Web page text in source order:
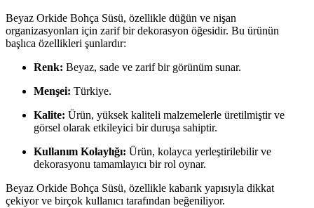
Beyaz Orkide Bohça Süsü, özellikle düğün ve nişan
organizasyonları için zarif bir dekorasyon öğesidir. Bu ürünün
başlıca özellikleri şunlardır:
Renk: Beyaz, sade ve zarif bir görünüm sunar.
Menşei: Türkiye.
Kalite: Ürün, yüksek kaliteli malzemelerle üretilmiştir ve
görsel olarak etkileyici bir duruşa sahiptir.
Kullanım Kolaylığı: Ürün, kolayca yerleştirilebilir ve
dekorasyonu tamamlayıcı bir rol oynar.
Beyaz Orkide Bohça Süsü, özellikle kabarık yapısıyla dikkat
çekiyor ve birçok kullanıcı tarafından beğeniliyor.